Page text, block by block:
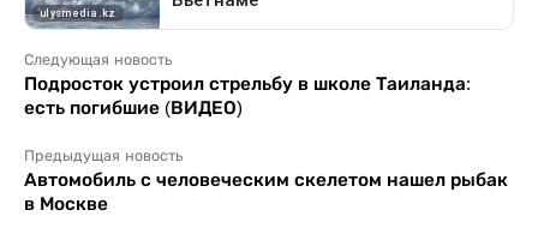
Следующая новость
Подросток устроил стрельбу в школе Таиланда:
есть погибшие (ВИДЕО)
Предыдущая новость
Автомобиль с человеческим скелетом нашел рыбак
в Москве